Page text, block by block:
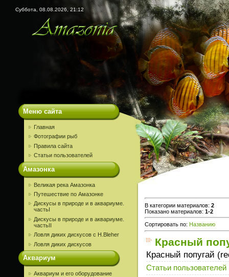
Суббота, 08.08.2026, 21:12
Меню сайта
Главная
Фотографии рыб
Правила сайта
Статьи пользователей
Амазонка
Великая река Амазонка
Путешествие по Амазонке
Дискусы в природе и в аквариуме.
частьI
Дискусы в природе и в аквариуме.
частьII
Ловля диких дискусов c H.Bleher
Ловля диких дискусов
Аквариум
Аквариум и его оборудование
В категории материалов: 2
Показано материалов: 1-2
Сортировать по: Названию
Красный
Красный попугай
Статьи пользователей